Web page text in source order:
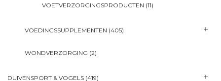
VOETVERZORGINGSPRODUCTEN (11)
VOEDINGSSUPPLEMENTEN (405)
WONDVERZORGING (2)
DUIVENSPORT & VOGELS (419)